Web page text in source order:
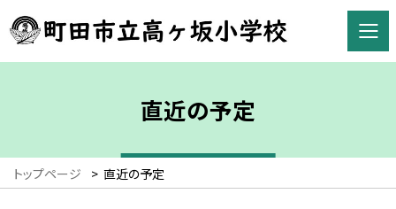
直近の予定
トップページ > 直近の予定